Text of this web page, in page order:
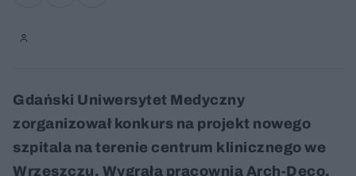
Gdański Uniwersytet Medyczny
zorganizował konkurs na projekt nowego
szpitala na terenie centrum klinicznego we
Wrzeszczu. Wygrała pracownia Arch-Deco.